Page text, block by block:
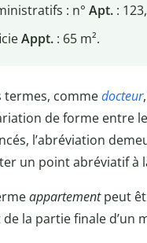
: n° Apt.: 123,
Appt.: 65 m².
commedocteur
de forme entre
l’abréviation
un point abréviatif à
appartementpeut
la partie finale d’un